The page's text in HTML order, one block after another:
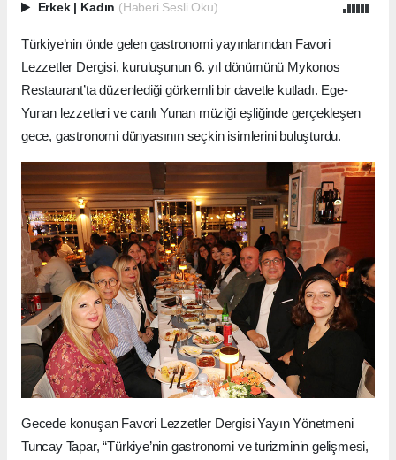
Erkek Kadın (Haberi Sesli Oku)
Türkiye’nin önde gelen gastronomi yayınlarından Favori
Lezzetler Dergisi, kuruluşunun 6. yıl dönümünü Mykonos
Restaurant’ta düzenlediği görkemli bir davetle kutladı. Ege-
Yunan lezzetleri ve canlı Yunan müziği eşliğinde gerçekleşen
gece, gastronomi dünyasının seçkin isimlerini buluşturdu.
Gecede konuşan Favori Lezzetler Dergisi Yayın Yönetmeni
Tuncay Tapar, “Türkiye’nin gastronomi ve turizminin gelişmesi,